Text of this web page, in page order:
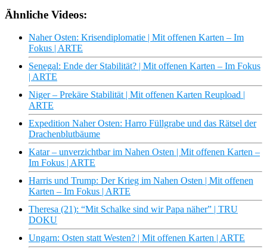
Ähnliche Videos:
Naher Osten: Krisendiplomatie | Mit offenen Karten – Im
Fokus | ARTE
Senegal: Ende der Stabilität? | Mit offenen Karten – Im Fokus
| ARTE
Niger – Prekäre Stabilität | Mit offenen Karten Reupload |
ARTE
Expedition Naher Osten: Harro Füllgrabe und das Rätsel der
Drachenblutbäume
Katar – unverzichtbar im Nahen Osten | Mit offenen Karten –
Im Fokus | ARTE
Harris und Trump: Der Krieg im Nahen Osten | Mit offenen
Karten – Im Fokus | ARTE
Theresa (21): “Mit Schalke sind wir Papa näher” | TRU
DOKU
Ungarn: Osten statt Westen? | Mit offenen Karten | ARTE